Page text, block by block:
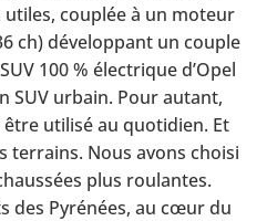
utiles, couplée à un moteur
ch) développant un couple
100 % électrique d’Opel
SUV urbain. Pour autant,
utilisé au quotidien. Et
terrains. Nous avons choisi
plus roulantes.
des Pyrénées, au cœur du